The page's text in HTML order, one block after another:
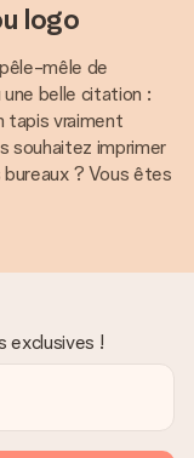
logo
mêle de
belle citation :
tapis vraiment
souhaitez imprimer
? Vous êtes
exclusives !